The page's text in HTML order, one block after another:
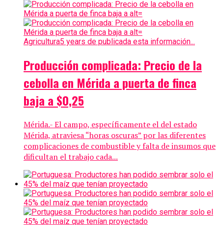
Agricultura5 years de publicada esta información...
Producción complicada: Precio de la
cebolla en Mérida a puerta de finca
baja a $0,25
Mérida.- El campo, específicamente el del estado
Mérida, atraviesa “horas oscuras” por las diferentes
complicaciones de combustible y falta de insumos que
dificultan el trabajo cada...